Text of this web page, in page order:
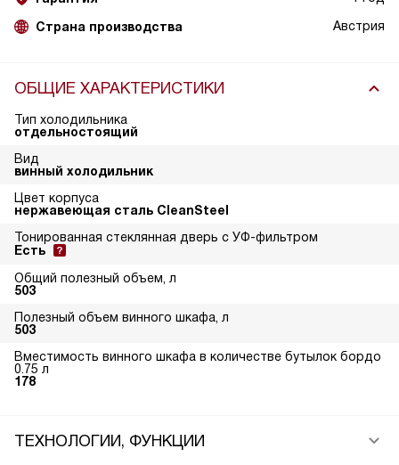
Страна производства Австрия
ОБЩИЕ ХАРАКТЕРИСТИКИ
Тип холодильника
отдельностоящий
Вид
винный холодильник
Цвет корпуса
нержавеющая сталь CleanSteel
Тонированная стеклянная дверь с УФ-фильтром
Есть
Общий полезный объем, л
503
Полезный объем винного шкафа, л
503
Вместимость винного шкафа в количестве бутылок бордо
0.75 л
178
ТЕХНОЛОГИИ, ФУНКЦИИ